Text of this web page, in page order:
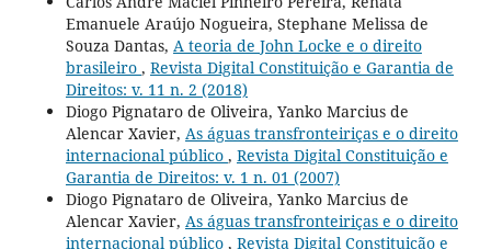
Emanuele Araújo Nogueira, Stephane Melissa de
Souza Dantas, A teoria de John Locke e o direito
brasileiro , Revista Digital Constituição e Garantia de
Direitos: v. 11 n. 2 (2018)
Diogo Pignataro de Oliveira, Yanko Marcius de
Alencar Xavier, As águas transfronteiriças e o direito
internacional público , Revista Digital Constituição e
Garantia de Direitos: v. 1 n. 01 (2007)
Diogo Pignataro de Oliveira, Yanko Marcius de
Alencar Xavier, As águas transfronteiriças e o direito
internacional público , Revista Digital Constituição e